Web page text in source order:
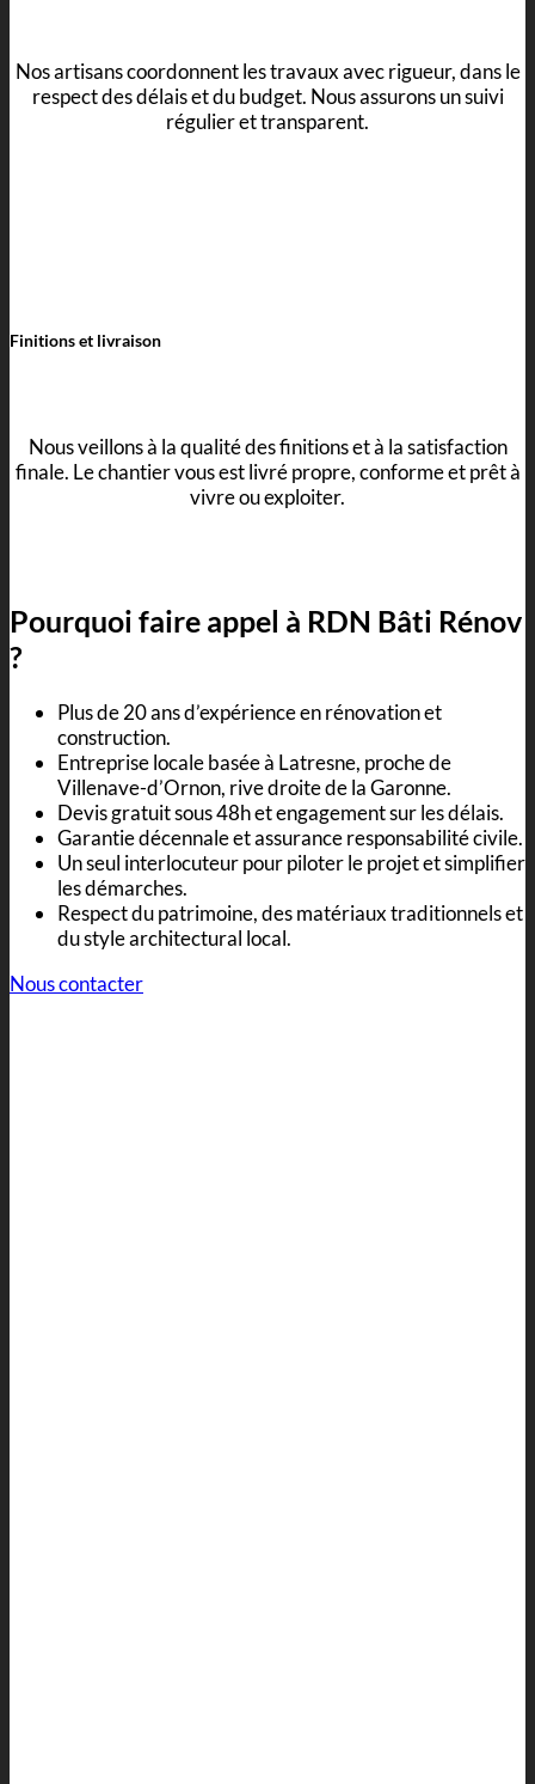
Nos artisans coordonnent les travaux avec rigueur, dans le
respect des délais et du budget. Nous assurons un suivi
régulier et transparent.
Finitions et livraison
Nous veillons à la qualité des finitions et à la satisfaction
finale. Le chantier vous est livré propre, conforme et prêt à
vivre ou exploiter.
Pourquoi faire appel à RDN Bâti Rénov
?
Plus de 20 ans d’expérience en rénovation et
construction.
Entreprise locale basée à Latresne, proche de
Villenave-d’Ornon, rive droite de la Garonne.
Devis gratuit sous 48h et engagement sur les délais.
Garantie décennale et assurance responsabilité civile.
Un seul interlocuteur pour piloter le projet et simplifier
les démarches.
Respect du patrimoine, des matériaux traditionnels et
du style architectural local.
Nous contacter